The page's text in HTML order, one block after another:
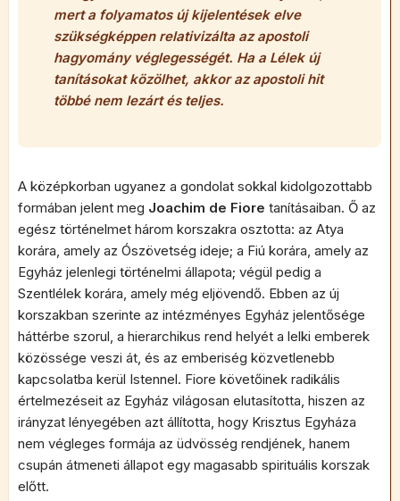
mert a folyamatos új kijelentések elve
szükségképpen relativizálta az apostoli
hagyomány véglegességét. Ha a Lélek új
tanításokat közölhet, akkor az apostoli hit
többé nem lezárt és teljes.
A középkorban ugyanez a gondolat sokkal kidolgozottabb
formában jelent meg Joachim de Fiore tanításaiban. Ő az
egész történelmet három korszakra osztotta: az Atya
korára, amely az Ószövetség ideje; a Fiú korára, amely az
Egyház jelenlegi történelmi állapota; végül pedig a
Szentlélek korára, amely még eljövendő. Ebben az új
korszakban szerinte az intézményes Egyház jelentősége
háttérbe szorul, a hierarchikus rend helyét a lelki emberek
közössége veszi át, és az emberiség közvetlenebb
kapcsolatba kerül Istennel. Fiore követőinek radikális
értelmezéseit az Egyház világosan elutasította, hiszen az
irányzat lényegében azt állította, hogy Krisztus Egyháza
nem végleges formája az üdvösség rendjének, hanem
csupán átmeneti állapot egy magasabb spirituális korszak
előtt.